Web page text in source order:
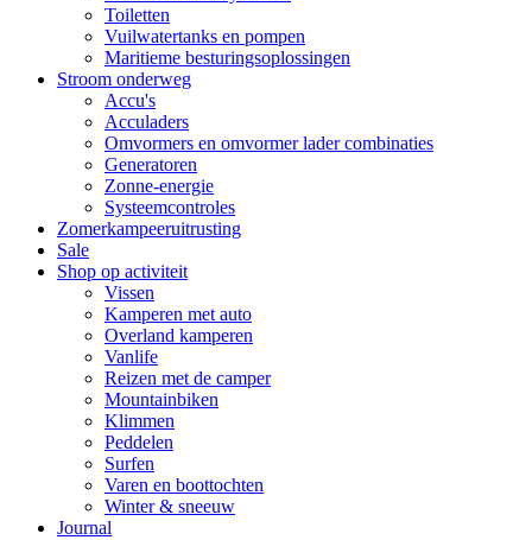
Toiletten
Vuilwatertanks en pompen
Maritieme besturingsoplossingen
Stroom onderweg
Accu's
Acculaders
Omvormers en omvormer lader combinaties
Generatoren
Zonne-energie
Systeemcontroles
Zomerkampeeruitrusting
Sale
Shop op activiteit
Vissen
Kamperen met auto
Overland kamperen
Vanlife
Reizen met de camper
Mountainbiken
Klimmen
Peddelen
Surfen
Varen en boottochten
Winter & sneeuw
Journal